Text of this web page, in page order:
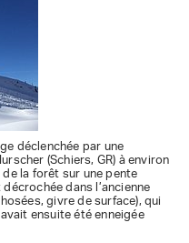
déclenchée par une
(Schiers, GR) à environ
la forêt sur une pente
dans l’ancienne
givre de surface), qui
ensuite été enneigée